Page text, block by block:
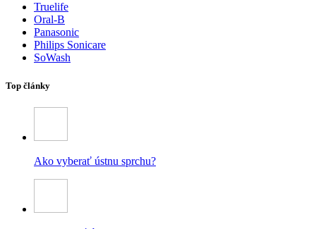
Truelife
Oral-B
Panasonic
Philips Sonicare
SoWash
Top články
Ako vyberať ústnu sprchu?